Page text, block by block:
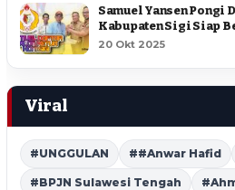
Samuel Yansen Pongi
Kabupaten Sigi Siap
20 Okt 2025
Viral
#UNGGULAN ##Anwar Hafid
#BPJN Sulawesi Tengah